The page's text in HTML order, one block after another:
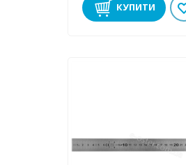
КУПИТИ